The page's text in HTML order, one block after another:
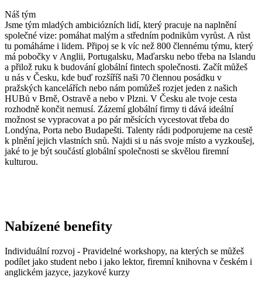
Náš tým
Jsme tým mladých ambiciózních lidí, který pracuje na naplnění
společné vize: pomáhat malým a středním podnikům vyrůst. A růst
tu pomáháme i lidem. Připoj se k víc než 800 člennému týmu, který
má pobočky v Anglii, Portugalsku, Maďarsku nebo třeba na Islandu
a přilož ruku k budování globální fintech společnosti. Začít můžeš
u nás v Česku, kde buď rozšíříš naši 70 člennou posádku v
pražských kancelářích nebo nám pomůžeš rozjet jeden z našich
HUBů v Brně, Ostravě a nebo v Plzni. V Česku ale tvoje cesta
rozhodně končit nemusí. Zázemí globální firmy ti dává ideální
možnost se vypracovat a po pár měsících vycestovat třeba do
Londýna, Porta nebo Budapešti. Talenty rádi podporujeme na cestě
k plnění jejich vlastních snů. Najdi si u nás svoje místo a vyzkoušej,
jaké to je být součástí globální společnosti se skvělou firemní
kulturou.
Nabízené benefity
Individuální rozvoj - Pravidelné workshopy, na kterých se můžeš
podílet jako student nebo i jako lektor, firemní knihovna v českém i
anglickém jazyce, jazykové kurzy